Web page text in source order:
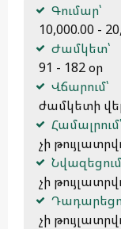
Գումար՝
10,000.00 -
Ժամկետ՝
91 - 182 օր
Վճարում՝
ժամկետի
Համալրում՝
չի
չի
չի